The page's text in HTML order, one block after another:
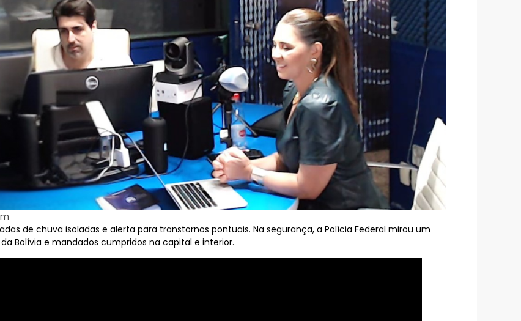
de chuva isoladas e alerta para transtornos pontuais. Na segurança, a Polícia Federal mirou um
Bolívia e mandados cumpridos na capital e interior.